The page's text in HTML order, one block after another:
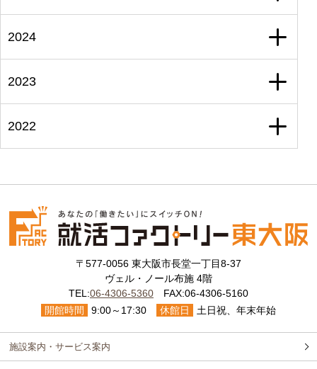
2024
2023
2022
〒577-0056 東大阪市長堂一丁目8-37
ヴェル・ノール布施 4階
TEL:06-4306-5360FAX:06-4306-5160
開館時間
9:00～17:30 休館日 土日祝、年末年始
施設案内・サービス案内